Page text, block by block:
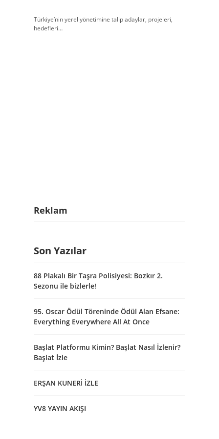
Türkiye’nin yerel yönetimine talip adaylar, projeleri,
hedefleri…
Reklam
Son Yazılar
88 Plakalı Bir Taşra Polisiyesi: Bozkır 2.
Sezonu ile bizlerle!
95. Oscar Ödül Töreninde Ödül Alan Efsane:
Everything Everywhere All At Once
Başlat Platformu Kimin? Başlat Nasıl İzlenir?
Başlat İzle
ERŞAN KUNERİ İZLE
YV8 YAYIN AKIŞI